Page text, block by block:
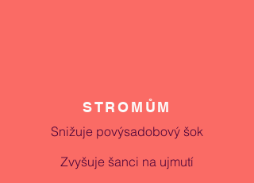
STROMŮM
Snižuje povýsadobový šok
Zvyšuje šanci na ujmutí